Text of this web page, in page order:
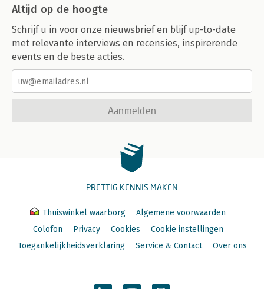
Altijd op de hoogte
Schrijf u in voor onze nieuwsbrief en blijf up-to-date
met relevante interviews en recensies, inspirerende
events en de beste acties.
Aanmelden
PRETTIG KENNIS MAKEN
Thuiswinkel waarborg
Algemene voorwaarden
Colofon
Privacy Cookies
Cookie instellingen
Toegankelijkheidsverklaring
Service & Contact Over ons